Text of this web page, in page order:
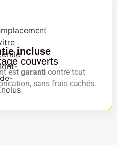
incluse
couverts
est garanticontre tout
sans frais cachés.